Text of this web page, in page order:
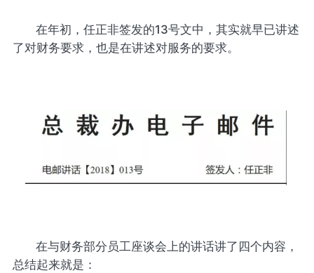
在年初，任正非签发的13号文中，其实就早已讲述
了对财务要求，也是在讲述对服务的要求。
在与财务部分员工座谈会上的讲话讲了四个内容，
总结起来就是：